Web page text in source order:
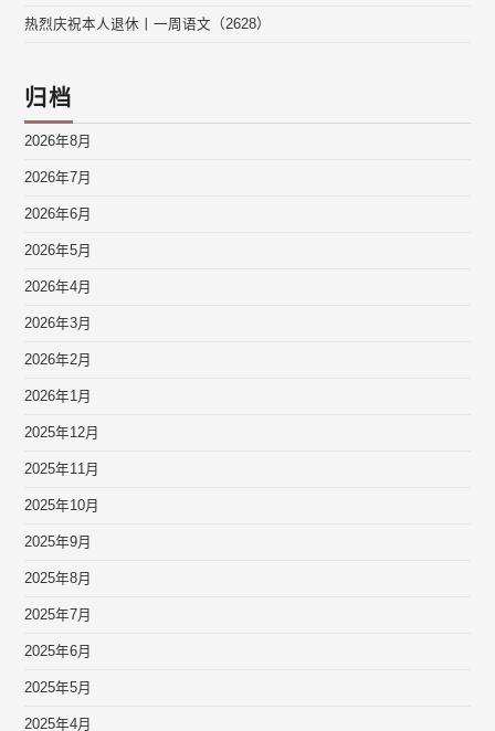
热烈庆祝本人退休丨一周语文（2628）
归档
2026年8月
2026年7月
2026年6月
2026年5月
2026年4月
2026年3月
2026年2月
2026年1月
2025年12月
2025年11月
2025年10月
2025年9月
2025年8月
2025年7月
2025年6月
2025年5月
2025年4月